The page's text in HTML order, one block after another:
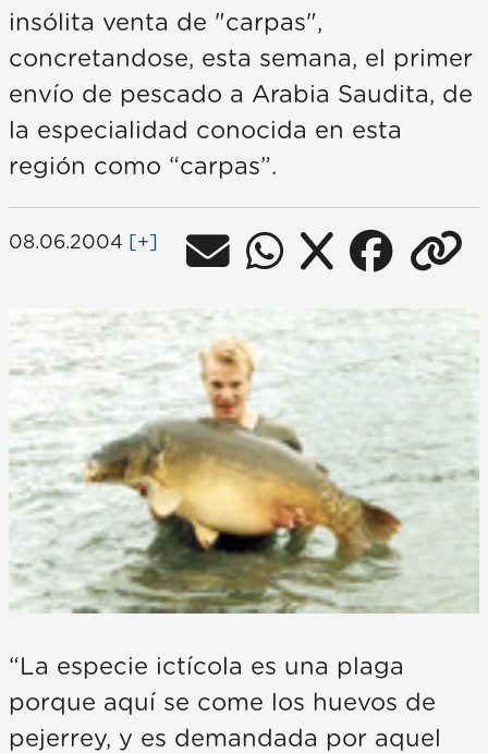
insólita venta de "carpas",
concretandose, esta semana, el primer
envío de pescado a Arabia Saudita, de
la especialidad conocida en esta
región como “carpas”.
08.06.2004 [+]
“La especie ictícola es una plaga
porque aquí se come los huevos de
pejerrey, y es demandada por aquel